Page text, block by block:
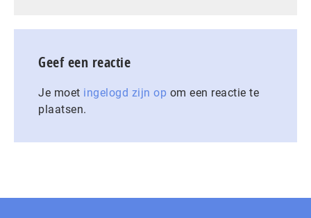
Geef een reactie
Je moet ingelogd zijn op om een reactie te
plaatsen.